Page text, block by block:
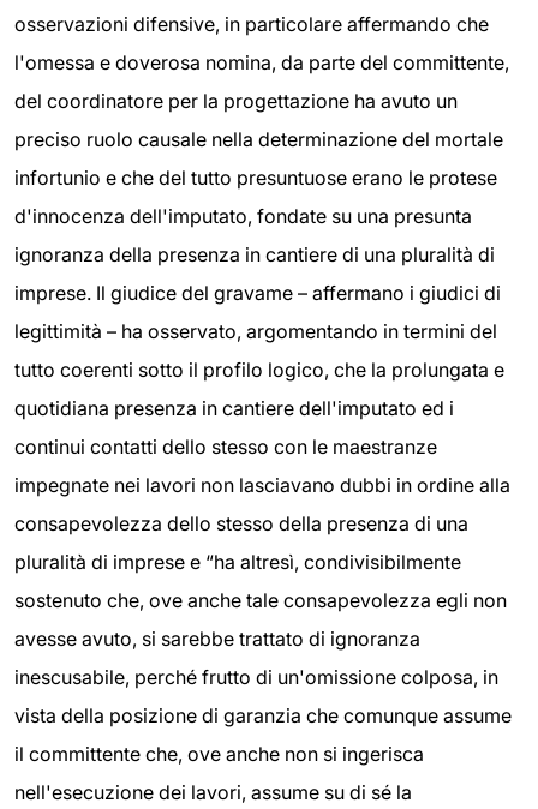
osservazioni difensive, in particolare affermando che
l'omessa e doverosa nomina, da parte del committente,
del coordinatore per la progettazione ha avuto un
preciso ruolo causale nella determinazione del mortale
infortunio e che del tutto presuntuose erano le protese
d'innocenza dell'imputato, fondate su una presunta
ignoranza della presenza in cantiere di una pluralità di
imprese. Il giudice del gravame – affermano i giudici di
legittimità – ha osservato, argomentando in termini del
tutto coerenti sotto il profilo logico, che la prolungata e
quotidiana presenza in cantiere dell'imputato ed i
continui contatti dello stesso con le maestranze
impegnate nei lavori non lasciavano dubbi in ordine alla
consapevolezza dello stesso della presenza di una
pluralità di imprese e “ha altresì, condivisibilmente
sostenuto che, ove anche tale consapevolezza egli non
avesse avuto, si sarebbe trattato di ignoranza
inescusabile, perché frutto di un'omissione colposa, in
vista della posizione di garanzia che comunque assume
il committente che, ove anche non si ingerisca
nell'esecuzione dei lavori, assume su di sé la